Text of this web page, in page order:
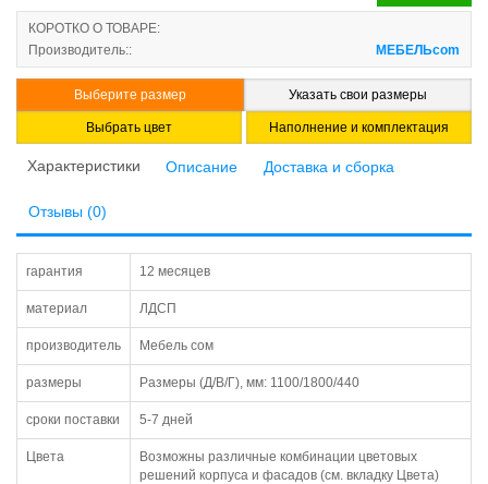
КОРОТКО О ТОВАРЕ:
Производитель::
МЕБЕЛЬcom
Выберите размер Указать свои размеры
Выбрать цвет Наполнение и комплектация
Характеристики Описание Доставка и сборка
Отзывы (0)
гарантия 12 месяцев
материал ЛДСП
производитель Мебель сом
размеры Размеры (Д/В/Г), мм: 1100/1800/440
сроки поставки 5-7 дней
Цвета
Возможны различные комбинации цветовых
решений корпуса и фасадов (см. вкладку Цвета)